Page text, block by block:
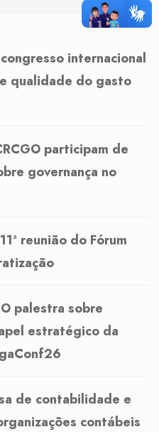
internacional
qualidade do gasto
participam de
governança no
reunião do Fórum
palestra sobre
estratégico da
de contabilidade e
contábeis